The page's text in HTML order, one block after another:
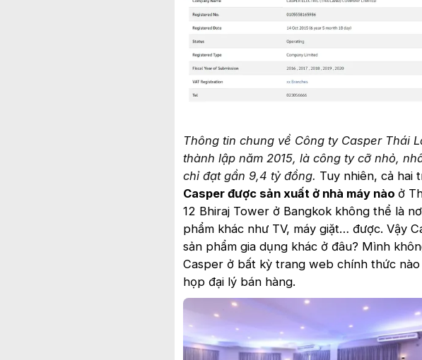
Thông tin chung về Công ty Casper Thái
thành lập năm 2015, là công ty cỡ nhỏ,
chỉ đạt gần 9,4 tỷ đồng. Tuy nhiên, cả hai
Casper được sản xuất ở nhà máy nào ở
12 Bhiraj Tower ở Bangkok không thể là
phẩm khác như TV, máy giặt… được. Vậy
sản phẩm gia dụng khác ở đâu? Mình
Casper ở bất kỳ trang web chính thức
họp đại lý bán hàng.